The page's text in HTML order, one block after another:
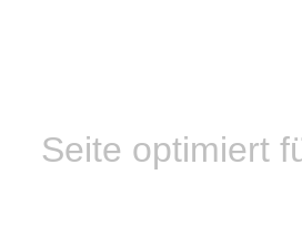
Seite optimiert